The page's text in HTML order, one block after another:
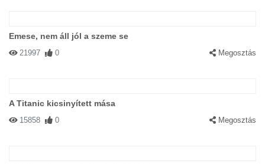
Emese, nem áll jól a szeme se
21997 0 Megosztás
A Titanic kicsinyített mása
15858 0 Megosztás